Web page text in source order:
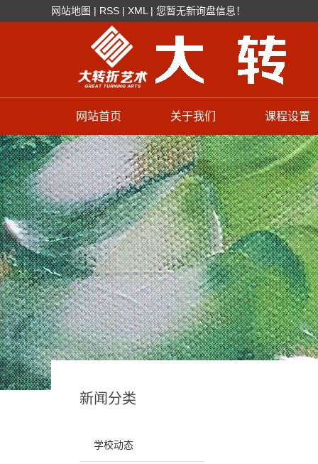
网站地图 | RSS | XML | 您暂无新询盘信息！
网站首页 关于我们
学校简介
辉煌成绩
教学特色
课程设置
色彩培训
素描培训
油画培训
速写培训
摄影培训
模特培训
少儿美术培训
烟台美术高
烟台艺术培
新闻分类
学校动态